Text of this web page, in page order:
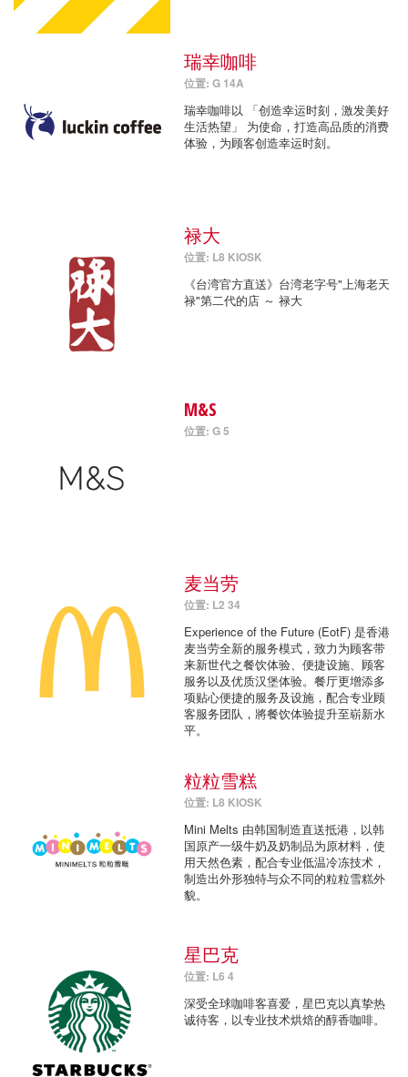
瑞幸咖啡
位置: G 14A
瑞幸咖啡以 「创造幸运时刻，激发美好
生活热望」 为使命，打造高品质的消费
体验，为顾客创造幸运时刻。
禄大
位置: L8 KIOSK
《台湾官方直送》台湾老字号"上海老天
禄"第二代的店 ～ 禄大
M&S
位置: G 5
麦当劳
位置: L2 34
Experience of the Future (EotF) 是香港
麦当劳全新的服务模式，致力为顾客带
来新世代之餐饮体验、便捷设施、顾客
服务以及优质汉堡体验。餐厅更增添多
项贴心便捷的服务及设施，配合专业顾
客服务团队，將餐饮体验提升至崭新水
平。
粒粒雪糕
位置: L8 KIOSK
Mini Melts 由韩国制造直送抵港，以韩
国原产一级牛奶及奶制品为原材料，使
用天然色素，配合专业低温冷冻技术，
制造出外形独特与众不同的粒粒雪糕外
貌。
星巴克
位置: L6 4
深受全球咖啡客喜爱，星巴克以真挚热
诚待客，以专业技术烘焙的醇香咖啡。